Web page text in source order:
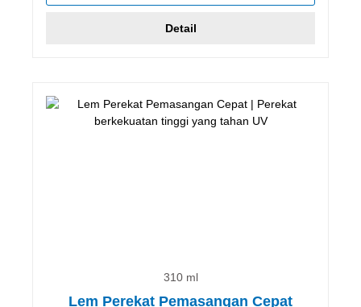
Detail
310 ml
Lem Perekat Pemasangan Cepat